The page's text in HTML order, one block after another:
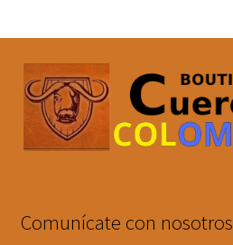
Comunícate con nosotros